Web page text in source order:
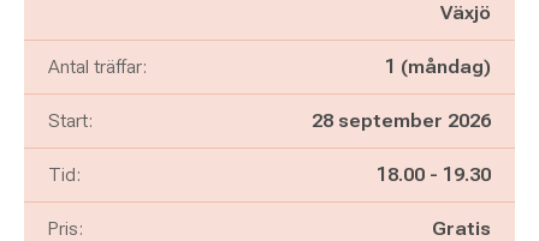
Växjö
Antal träffar: 1 (måndag)
Start: 28 september 2026
Tid: Pågår mellan
18.00 - och
19.30
Pris: Gratis